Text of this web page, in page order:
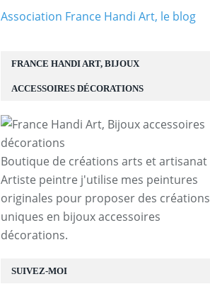
SUIVEZ-MOI
FRANCE HANDI ART, BIJOUX
ACCESSOIRES DÉCORATIONS
Boutique de créations arts et artisanat
Artiste peintre j'utilise mes peintures
originales pour proposer des créations
uniques en bijoux accessoires
décorations.
Association France Handi Art, le blog